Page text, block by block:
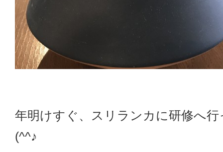
年明けすぐ、スリランカに研修へ
(^^♪